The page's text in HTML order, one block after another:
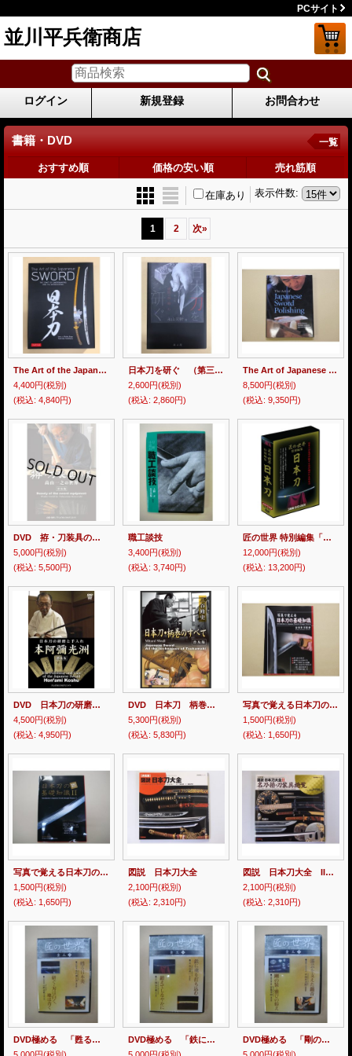
PCサイト
並川平兵衛商店
ログイン 新規登録 お問合わせ
書籍・DVD 一覧
おすすめ順 価格の安い順 売れ筋順
表示件数:
在庫あり
1 2 次»
The Art of the Japanese Sword
4,400円(税別)
(税込: 4,840円)
日本刀を研ぐ （第三版）
2,600円(税別)
(税込: 2,860円)
The Art of Japanese Sword Polishing
8,500円(税別)
(税込: 9,350円)
DVD 拵・刀装具の美 高山一之の世界
5,000円(税別)
(税込: 5,500円)
職工談技
3,400円(税別)
(税込: 3,740円)
匠の世界 特別編集「日本刀」 DVD-BOX （3枚組）
12,000円(税別)
(税込: 13,200円)
DVD 日本刀の研磨と手入れ
4,500円(税別)
(税込: 4,950円)
DVD 日本刀 柄巻のすべて
5,300円(税別)
(税込: 5,830円)
写真で覚える日本刀の基礎知識
1,500円(税別)
(税込: 1,650円)
写真で覚える日本刀の基礎知識 ２
1,500円(税別)
(税込: 1,650円)
図説 日本刀大全
2,100円(税別)
(税込: 2,310円)
図説 日本刀大全 II 名刀・拵・刀装具総覧
2,100円(税別)
(税込: 2,310円)
DVD極める 「甦る日本美」「研ぐ・刃は白く、地は青く」
DVD極める 「鉄に魂を打ち込む」「鍛えてしなやかに」
DVD極める 「剛の装・雅びの拵え」 「漆芸を支えた鎚音」